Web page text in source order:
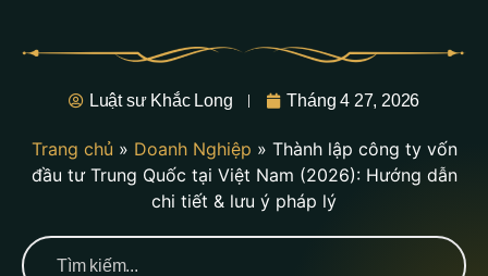
Luật sư Khắc Long Tháng 4 27, 2026
Trang chủ » Doanh Nghiệp » Thành lập công ty vốn
đầu tư Trung Quốc tại Việt Nam (2026): Hướng dẫn
chi tiết & lưu ý pháp lý